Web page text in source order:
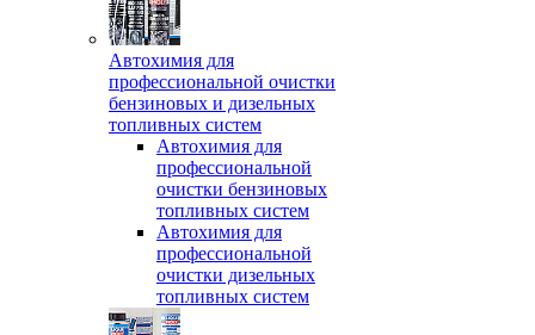
Автохимия для
профессиональной очистки
бензиновых и дизельных
топливных систем
Автохимия для
профессиональной
очистки бензиновых
топливных систем
Автохимия для
профессиональной
очистки дизельных
топливных систем